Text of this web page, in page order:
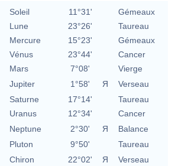
Soleil 11°31'
Gémeaux
Lune
23°26'
Taureau
Mercure
15°23'
Gémeaux
Vénus
23°44'
Cancer
Mars
7°08'
Vierge
Jupiter
1°58' Я
Verseau
Saturne
17°14'
Taureau
Uranus
12°34'
Cancer
Neptune
2°30' Я
Balance
Pluton
9°50'
Taureau
Chiron
22°02' Я
Verseau